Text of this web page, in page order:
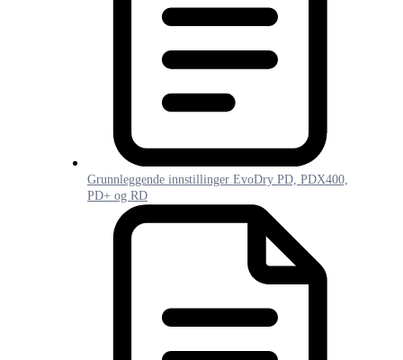
Grunnleggende innstillinger EvoDry PD, PDX400,
PD+ og RD